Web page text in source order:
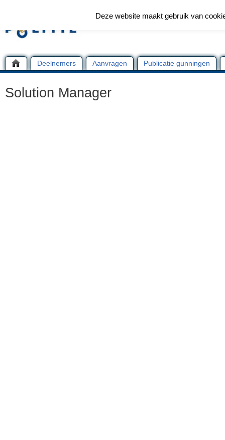
Deelnemers Aanvragen Publicatie gunningen
Solution Manager
Deze website maakt gebruik van